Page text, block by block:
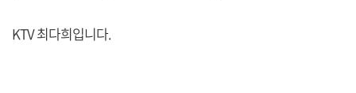
KTV 최다희입니다.